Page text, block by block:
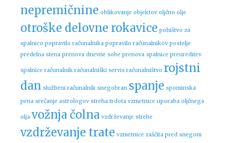
nepremičnine oblikovanje objektov oljčno olje
otroške delovne rokavice pohištvo za
spalnico popravilo računalnika popravilo računalnikov postelje
predelna stena prenova dnevne sobe prenova spalnice preureditev
spalnice računalnik računalniški servis računalništvo rojstni
dan službeni računalnik snegobran spanje spominska
pena srečanje astrologov streha trdota vzmetnice uporaba oljčnega
olja vožnja čolna vzdrževanje strehe
vzdrževanje trate vzmetnice zaščita pred snegom